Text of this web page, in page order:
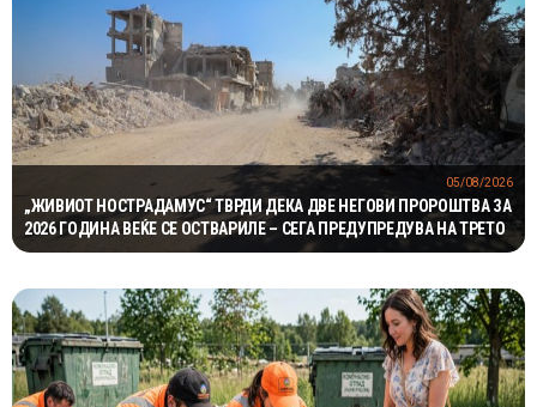
„ЖИВИОТ НОСТРАДАМУС“ ТВРДИ ДЕКА ДВЕ НЕГОВИ ПРОРОШТВА ЗА
2026 ГОДИНА ВЕЌЕ СЕ ОСТВАРИЛЕ – СЕГА ПРЕДУПРЕДУВА НА ТРЕТО
05/08/2026